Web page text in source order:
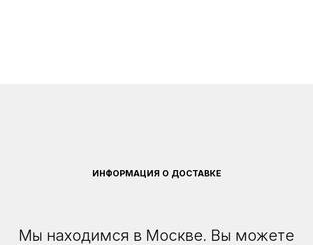
ИНФОРМАЦИЯ О ДОСТАВКЕ
Мы находимся в Москве. Вы можете